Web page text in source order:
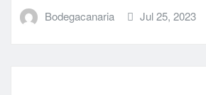
Bodegacanaria Jul 25, 2023